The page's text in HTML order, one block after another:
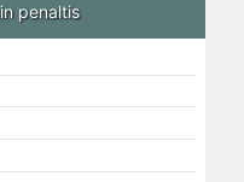
penaltis